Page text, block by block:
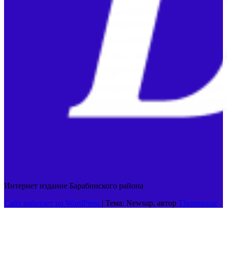
Интернет издание Барабинского района
Сайт работает на WordPress | Тема: Newsup, автор Themeansar